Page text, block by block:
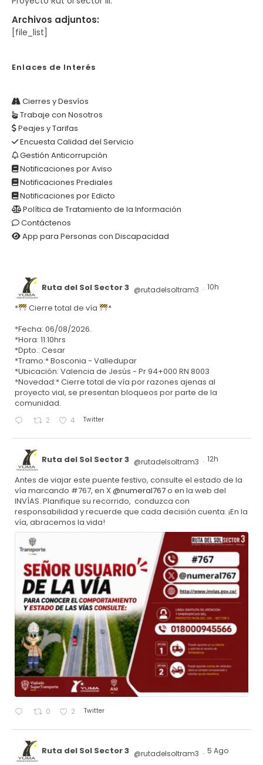
Archivos adjuntos:
[file_list]
Enlaces de Interés
Cierres y Desvíos
Trabaje con Nosotros
Peajes y Tarifas
Encuesta Calidad del Servicio
Gestión Anticorrupción
Notificaciones por Aviso
Notificaciones Prediales
Notificaciones por Edicto
Política de Tratamiento de la Información
Contáctenos
App para Personas con Discapacidad
Ruta del Sol Sector 3 @rutadelsoltram3 · 10h
* Cierre total de vía
*
*Fecha: 06/08/2026.
*Hora: 11:10hrs
*Dpto.: Cesar
*Tramo:* Bosconia - Valledupar
*Ubicación: Valencia de Jesús - Pr 94+000 RN 8003
*Novedad:* Cierre total de vía por razones ajenas al
proyecto vial, se presentan bloqueos por parte de la
comunidad.
2 4 Twitter
Ruta del Sol Sector 3 @rutadelsoltram3 · 12h
Antes de viajar este puente festivo, consulte el estado de la
vía marcando #767, en X@numeral767o en la web del
INVÍAS. Planifique su recorrido, conduzca con
responsabilidad y recuerde que cada decisión cuenta. ¡En la
vía, abracemos la vida!
0 2 Twitter
Ruta del Sol Sector 3 @rutadelsoltram3 · 5 Ago